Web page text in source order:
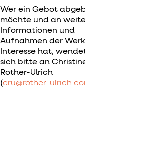
Wer ein Gebot abgeben
möchte und an weiteren
Informationen und
Aufnahmen der Werke
Interesse hat, wendet
sich bitte an Christine
Rother-Ulrich
(cru@rother-ulrich.com